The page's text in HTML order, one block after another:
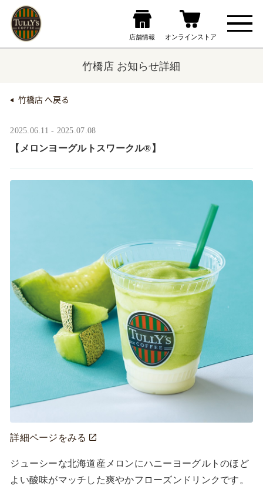
竹橋店 お知らせ詳細
竹橋店 へ戻る
2025.06.11 - 2025.07.08
【メロンヨーグルトスワークル®】
詳細ページをみる
ジューシーな北海道産メロンにハニーヨーグルトのほど
よい酸味がマッチした爽やかフローズンドリンクです。